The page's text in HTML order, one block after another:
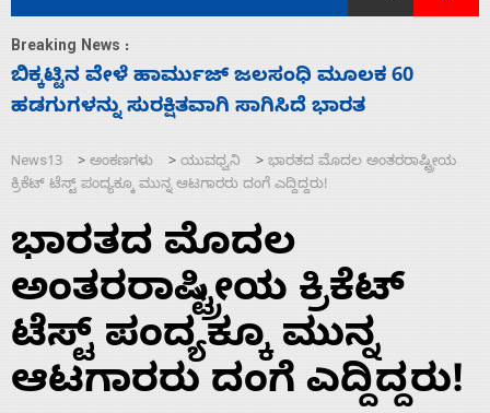
Breaking News :
ನಾಗೇಂದ್ರ ರಾಜೀನಾಮೆ ಕೊಡದಿದ್ದರೆ ಸದನ ನಡೆಸಲು
ಬಿಡೆವು: ಛಲವಾದಿ ನಾರಾಯಣಸ್ವಾಮಿ
News13 > ಅಂಕಣಗಳು > ಯುವಧ್ವನಿ > ಭಾರತದ ಮೊದಲ ಅಂತರರಾಷ್ಟ್ರೀಯ
ಕ್ರಿಕೆಟ್ ಟೆಸ್ಟ್ ಪಂದ್ಯಕ್ಕೂ ಮುನ್ನ ಆಟಗಾರರು ದಂಗೆ ಎದ್ದಿದ್ದರು!
ಭಾರತದ ಮೊದಲ
ಅಂತರರಾಷ್ಟ್ರೀಯ ಕ್ರಿಕೆಟ್
ಟೆಸ್ಟ್ ಪಂದ್ಯಕ್ಕೂ ಮುನ್ನ
ಆಟಗಾರರು ದಂಗೆ ಎದ್ದಿದ್ದರು!